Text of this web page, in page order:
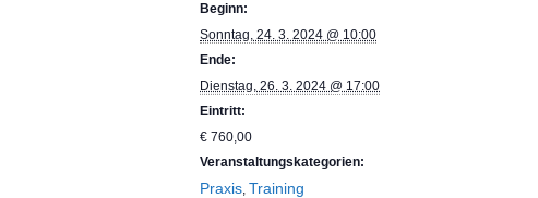
Beginn:
Sonntag, 24. 3. 2024 @ 10:00
Ende:
Dienstag, 26. 3. 2024 @ 17:00
Eintritt:
€ 760,00
Veranstaltungskategorien:
Praxis, Training